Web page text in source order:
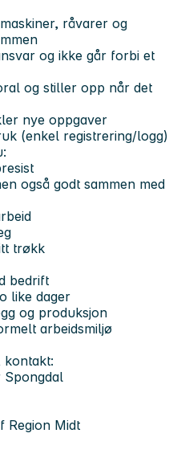
råvarer og
og ikke går forbi et
og stiller opp når det
nye oppgaver
(enkel registrering/logg)
også godt sammen med
trøkk
bedrift
like dager
og produksjon
arbeidsmiljø
kontakt:
Spongdal
Region Midt